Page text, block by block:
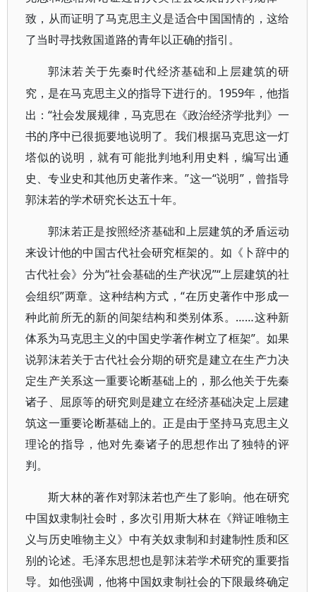
致，从而证明了马克思主义是适合中国国情的，这给
了当时寻找救国道路的青年以正确的指引。
郭沫若关于先秦时代经济基础和上层建筑的研
究，是在马克思主义的指导下进行的。 1959年，他指
出：“社会发展规律，马克思在《政治经济学批判》一
书的序中已很扼要地说明了。我们根据马克思这一灯
塔似的说明，就有可能批判地利用史料，编写出通
史、专业史和其他历史著作来。”这一“说明”，曾指导
郭沫若的学术研究长达五十年。
郭沫若正是按照经济基础和上层建筑的矛盾运动
来设计他的中国古代社会研究框架的。如《卜辞中的
古代社会》分为“社会基础的生产状况”“上层建筑的社
会组织”两章。这种结构方式，“在历史著作中形成一
种此前所无的新的间架结构和类别体系。……这种新
体系为马克思主义的中国史学著作树立了框架”。如果
说郭沫若关于古代社会分期的研究是建立在生产力决
定生产关系这一重要论断基础上的，那么他关于先秦
诸子、屈原等的研究则是建立在经济基础决定上层建
筑这一重要论断基础上的。正是由于坚持马克思主义
理论的指导，他对先秦诸子的思想作出了独特的评
判。
斯大林的著作对郭沫若也产生了影响。他在研究
中国奴隶制社会时，多次引用斯大林在《辩证唯物主
义与历史唯物主义》中有关奴隶制和封建制性质和区
别的论述。毛泽东思想也是郭沫若学术研究的重要指
导。如他强调，他将中国奴隶制社会的下限最终确定